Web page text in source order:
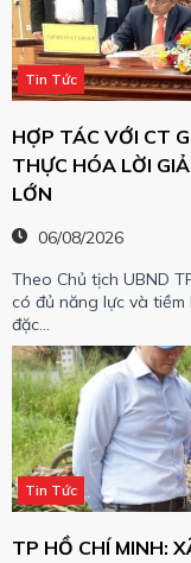
Tin Tức
HỢP TÁC VỚI CT
THỰC HÓA LỜI
LỚN
06/08/2026
Theo Chủ tịch UBND
có đủ năng lực và
đặc…
Tin Tức
TP HỒ CHÍ MINH: